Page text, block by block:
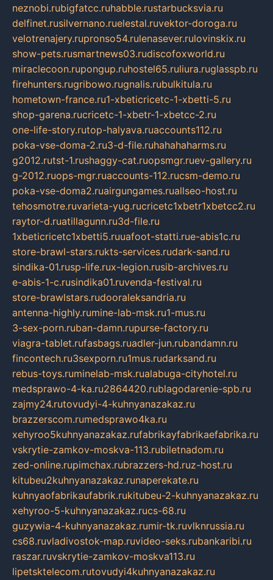
neznobi.rubigfatcc.ruhabble.rustarbucksvia.ru
delfinet.rusilvernano.ruelestal.ruvektor-doroga.ru
velotrenajery.rupronso54.rulenasever.rulovinskix.ru
show-pets.rusmartnews03.rudiscofoxworld.ru
miraclecoon.rupongup.ruhostel65.ruliura.ruglasspb.ru
firehunters.rugribowo.rugnalis.rubulkitula.ru
hometown-france.ru1-xbeticricetc-1-xbetti-5.ru
shop-garena.rucricetc-1-xbetr-1-xbetcc-2.ru
one-life-story.rutop-halyava.ruaccounts112.ru
poka-vse-doma-2.ru3-d-file.ruhahahaharms.ru
g2012.rutst-1.rushaggy-cat.ruopsmgr.ruev-gallery.ru
g-2012.ruops-mgr.ruaccounts-112.rucsm-demo.ru
poka-vse-doma2.ruairgungames.ruallseo-host.ru
tehosmotre.ruvarieta-yug.rucricetc1xbetr1xbetcc2.ru
raytor-d.ruatillagunn.ru3d-file.ru
1xbeticricetc1xbetti5.ruuafoot-statti.rue-abis1c.ru
store-brawl-stars.rukts-services.rudark-sand.ru
sindika-01.rusp-life.rux-legion.rusib-archives.ru
e-abis-1-c.rusindika01.ruvenda-festival.ru
store-brawlstars.rudooraleksandria.ru
antenna-highly.rumine-lab-msk.ru1-mus.ru
3-sex-porn.ruban-damn.rupurse-factory.ru
viagra-tablet.rufasbags.ruadler-jun.rubandamn.ru
fincontech.ru3sexporn.ru1mus.rudarksand.ru
rebus-toys.ruminelab-msk.rualabuga-cityhotel.ru
medsprawo-4-ka.ru2864420.rublagodarenie-spb.ru
zajmy24.rutovudyi-4-kuhnyanazakaz.ru
brazzerscom.rumedsprawo4ka.ru
xehyroo5kuhnyanazakaz.rufabrikayfabrikaefabrika.ru
vskrytie-zamkov-moskva-113.rubiletnadom.ru
zed-online.rupimchax.rubrazzers-hd.ruz-host.ru
kitubeu2kuhnyanazakaz.runaperekate.ru
kuhnyaofabrikaufabrik.rukitubeu-2-kuhnyanazakaz.ru
xehyroo-5-kuhnyanazakaz.rucs-68.ru
guzywia-4-kuhnyanazakaz.rumir-tk.ruvlknrussia.ru
cs68.ruvladivostok-map.ruvideo-seks.rubankaribi.ru
raszar.ruvskrytie-zamkov-moskva113.ru
lipetsktelecom.rutovudyi4kuhnyanazakaz.ru